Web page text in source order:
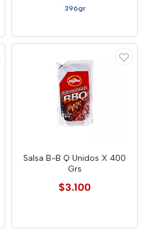
396gr
Salsa B-B Q Unidos X 400
Grs
$3.100